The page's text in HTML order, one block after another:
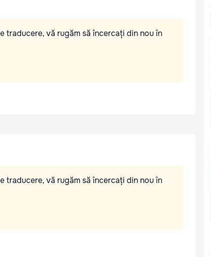
traducere, vă rugăm să încercați din nou în
traducere, vă rugăm să încercați din nou în